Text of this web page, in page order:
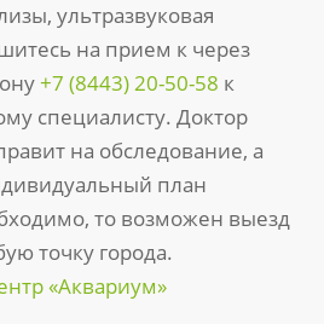
ультразвуковая
на прием к через
+7 (8443) 20-50-58 к
специалисту. Доктор
на обследование, а
план
то возможен выезд
точку города.
«Аквариум»